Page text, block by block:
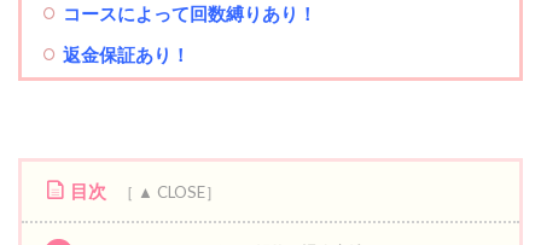
コースによって回数縛りあり ！
返金保証あり！
目次